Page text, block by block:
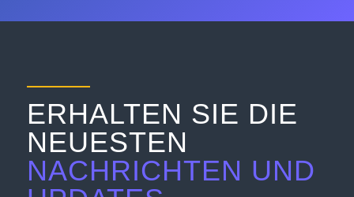
ERHALTEN SIE DIE
NEUESTEN
NACHRICHTEN UND